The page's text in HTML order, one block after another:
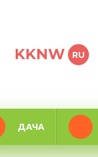
KKNW RU
ДАЧА